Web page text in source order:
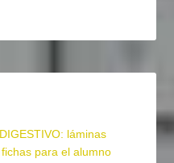
láminas
para el alumno